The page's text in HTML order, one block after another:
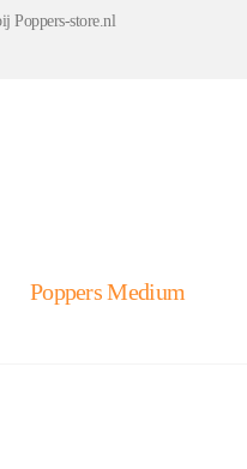
Poppers-store.nl
Poppers Medium